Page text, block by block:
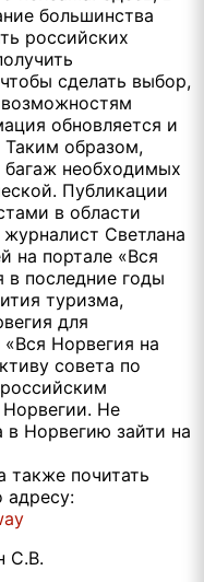
большинства
российских
сделать выбор,
обновляется и
Таким образом,
необходимых
Публикации
в области
Светлана
на портале «Вся
в последние годы
туризма,
для
Норвегия на
совета по
Не
Норвегию зайти на
также почитать
адресу:
С.В.